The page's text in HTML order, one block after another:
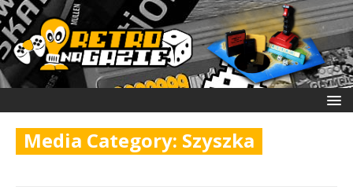
Media Category: Szyszka